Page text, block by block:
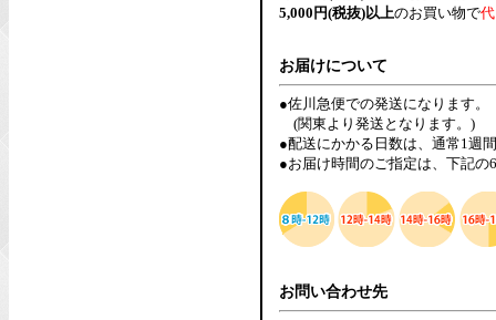
5,000円(税抜)以上のお買い物で
お届けについて
●佐川急便での発送になります。
(関東より発送となります。)
●配送にかかる日数は、通常1週
●お届け時間のご指定は、下記
お問い合わせ先